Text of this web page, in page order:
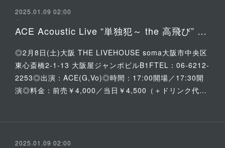
2025.01.09 02:00
ACE Acoustic Live “単独犯～ the 高飛び” 『八幡筋大捜査線 Part 35』
◎2月8日(土)大阪 THE LIVEHOUSE soma大阪市中央区
東心斎橋2-1-13 大阪屋ジャンボビルB1FTEL：06-6212-
2253◎出演：ACE(G,Vo)◎時間：17:00開場／17:30開
演◎料金：前売￥4,000／当日￥4,500（＋ドリンク代…
2025.01.09 02:00